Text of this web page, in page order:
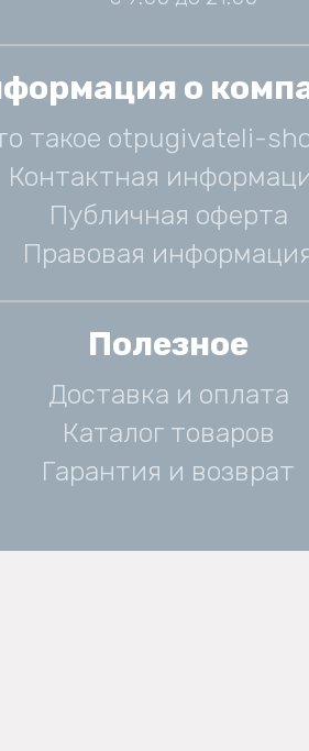
о
такое otpugivateli-
Контактная
Публичная оферта
Правовая
Полезное
Доставка и оплата
Каталог товаров
Гарантия и возврат